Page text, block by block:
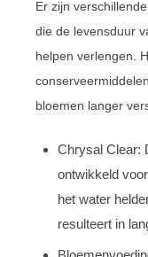
Er zijn
die de levensduur
helpen verlengen.
bloemen langer
Chrysal Clear:
ontwikkeld
het water
resulteert in